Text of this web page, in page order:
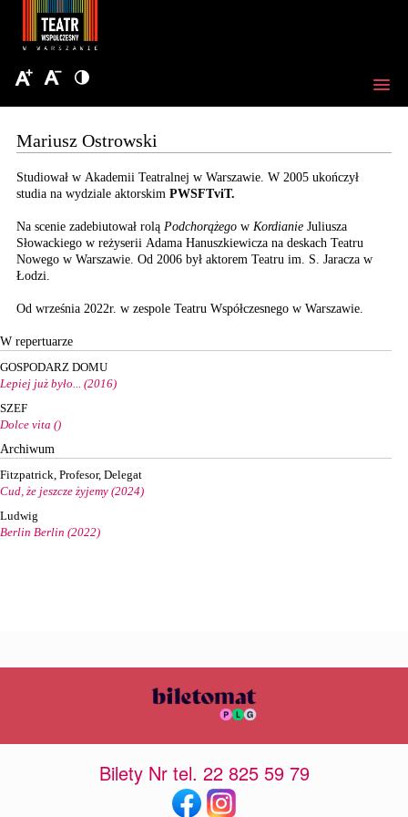
Mariusz Ostrowski
Studiował w Akademii Teatralnej w Warszawie. W 2005 ukończył
studia na wydziale aktorskim PWSFTviT.
Na scenie zadebiutował rolą Podchorążego w Kordianie Juliusza
Słowackiego w reżyserii Adama Hanuszkiewicza na deskach Teatru
Nowego w Warszawie. Od 2006 był aktorem Teatru im. S. Jaracza w
Łodzi.
Od września 2022r. w zespole Teatru Współczesnego w Warszawie.
W repertuarze
GOSPODARZ DOMU
Lepiej już było... (2016)
SZEF
Dolce vita ()
Archiwum
Fitzpatrick, Profesor, Delegat
Cud, że jeszcze żyjemy (2024)
Ludwig
Berlin Berlin (2022)
Bilety Nr tel. 22 825 59 79